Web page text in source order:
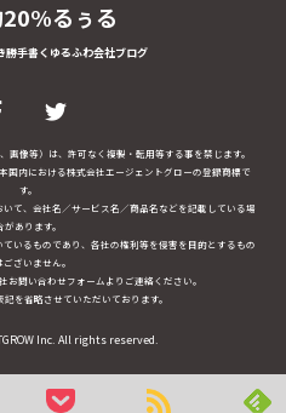
るぅる
勝手書くゆるふわ会社ブログ
画像等）は、許可なく複製・転用等する事を禁じます。
国内における株式会社エージェントグローの登録商標で
す。
て、会社名／サービス名／商品名などを記載している場
があります。
いるものであり、各社の権利等を侵害を目的とするもの
ございません。
お問い合わせフォームよりご連絡ください。
を省略させていただいております。
Inc. All rights reserved.